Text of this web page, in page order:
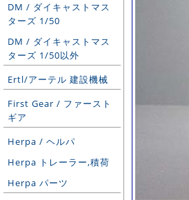
DM / ダイキャストマス
ターズ 1/50
DM / ダイキャストマス
ターズ 1/50以外
Ertl/アーテル 建設機械
First Gear / ファースト
ギア
Herpa / ヘルパ
Herpa トレーラー,積荷
Herpa パーツ